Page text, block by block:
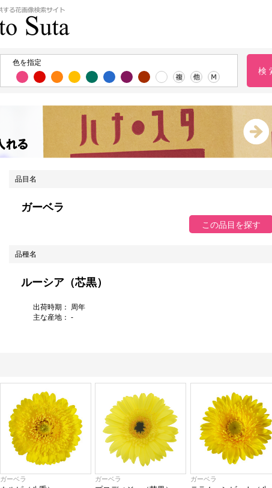
色を指定
品目名
ガーベラ
品種名
ルーシア（芯黒）
出荷時期： 周年
主な産地： -
ガーベラ ガーベラ ガーベラ